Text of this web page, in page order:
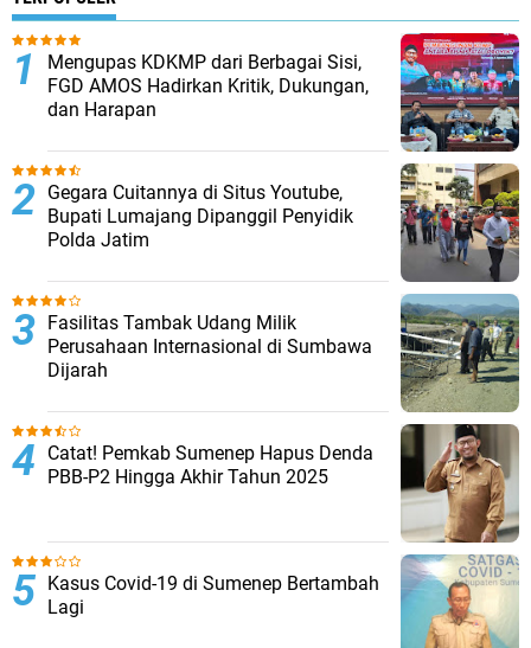
Mengupas KDKMP dari Berbagai Sisi,
FGD AMOS Hadirkan Kritik, Dukungan,
dan Harapan
Gegara Cuitannya di Situs Youtube,
Bupati Lumajang Dipanggil Penyidik
Polda Jatim
Fasilitas Tambak Udang Milik
Perusahaan Internasional di Sumbawa
Dijarah
Catat! Pemkab Sumenep Hapus Denda
PBB-P2 Hingga Akhir Tahun 2025
Kasus Covid-19 di Sumenep Bertambah
Lagi